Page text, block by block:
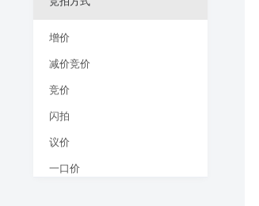
增价
减价竞价
竞价
闪拍
议价
一口价